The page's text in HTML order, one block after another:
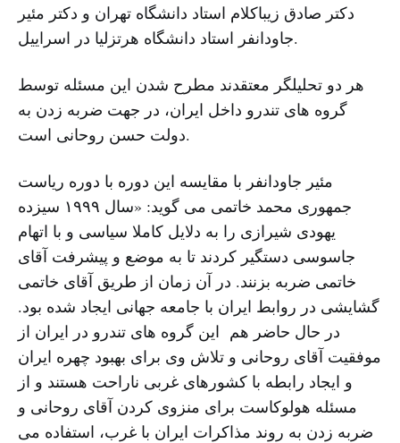
دکتر صادق زیباکلام استاد دانشگاه تهران و دکتر مئیر
جاودانفر استاد دانشگاه هرتزلیا در اسراییل.
هر دو تحلیلگر معتقدند مطرح شدن این مسئله توسط
گروه هاى تندرو داخل ایران، در جهت ضربه زدن به
دولت حسن روحانى است.
مئیر جاودانفر با مقایسه این دوره با دوره ریاست
جمهورى محمد خاتمى مى گوید: «سال ١٩٩٩ سیزده
یهودى شیرازى را به دلایل کاملا سیاسى و با اتهام
جاسوسى دستگیر کردند تا به موضع و پیشرفت آقاى
خاتمى ضربه بزنند. در آن زمان از طریق آقاى خاتمى
گشایشى در روابط ایران با جامعه جهانى ایجاد شده بود.
در حال حاضر هم این گروه هاى تندرو در ایران از
موفقیت آقاى روحانى و تلاش وى براى بهبود چهره ایران
و ایجاد رابطه با کشورهاى غربى ناراحت هستند و از
مسئله هولوکاست براى منزوى کردن آقاى روحانى و
ضربه زدن به روند مذاکرات ایران با غرب، استفاده مى